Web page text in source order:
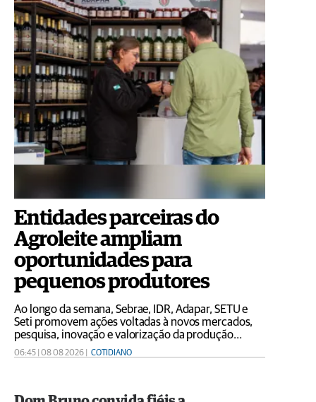
Entidades parceiras do
Agroleite ampliam
oportunidades para
pequenos produtores
Ao longo da semana, Sebrae, IDR, Adapar, SETU e
Seti promovem ações voltadas à novos mercados,
pesquisa, inovação e valorização da produção
regional
06:45 | 08 08 2026 | COTIDIANO